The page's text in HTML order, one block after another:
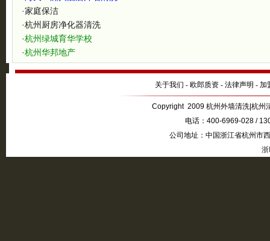
·家庭保洁
·杭州厨房净化器清洗
·杭州绿城育华学校
·杭州华邦地产
关于我们 - 欧郎质资 - 法律声明 - 加
Copyright 2009 杭州外墙清洗|杭州
电话：400-6969-028 /
公司地址：中国浙江省杭州市